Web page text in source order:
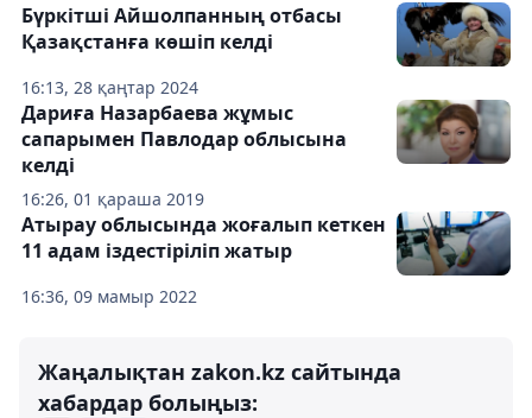
16:13, 28 қаңтар 2024
Бүркітші Айшолпанның отбасы
Қазақстанға көшіп келді
16:26, 01 қараша 2019
Дариға Назарбаева жұмыс
сапарымен Павлодар облысына
келді
16:36, 09 мамыр 2022
Атырау облысында жоғалып кеткен
11 адам іздестіріліп жатыр
Жаңалықтан zakon.kz сайтында
хабардар болыңыз: